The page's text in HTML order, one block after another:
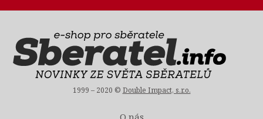
1999 – 2020 © Double Impact, s.r.o.